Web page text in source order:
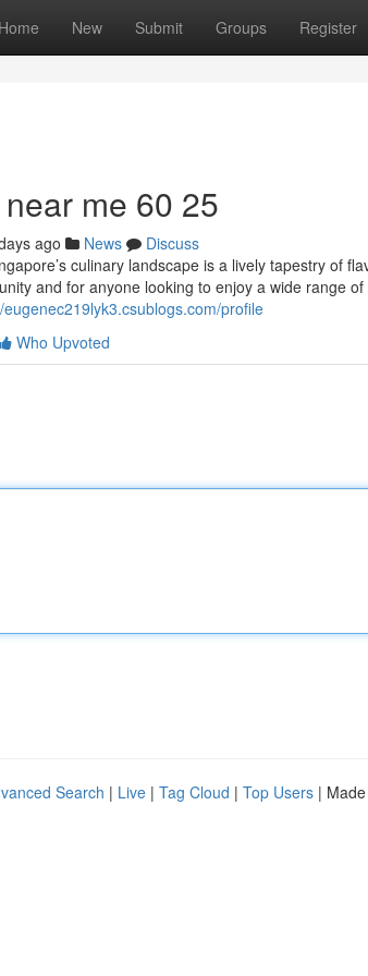
Home New Submit Groups Register
me​ 60 25
ago News
Discuss
culinary landscape is a lively tapestry of
and for anyone looking to enjoy a wide range
eugenec219lyk3.csublogs.com/profile
Who Upvoted
Search | Live | Tag Cloud | Top Users |